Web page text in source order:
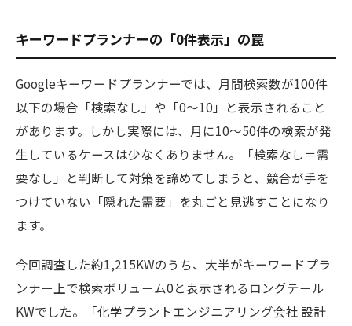
キーワードプランナーの「0件表示」の罠
Googleキーワードプランナーでは、月間検索数が100件
以下の場合「検索なし」や「0〜10」と表示されること
があります。しかし実際には、月に10〜50件の検索が発
生しているケースは少なくありません。「検索なし＝需
要なし」と判断して対策を諦めてしまうと、競合が手を
つけていない「隠れた需要」を丸ごと見逃すことになり
ます。
今回調査した約1,215KWのうち、大半がキーワードプラ
ンナー上で検索ボリューム0と表示されるロングテール
KWでした。「化学プラントエンジニアリング会社 設計